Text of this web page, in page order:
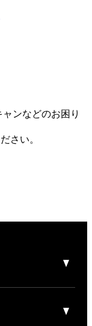
ンなどのお困り
さい。